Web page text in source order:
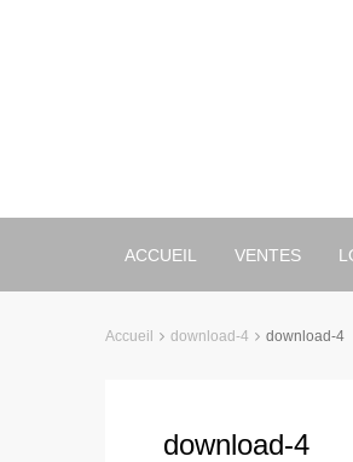
ACCUEIL VENTES
Accueil download-4 download-4
download-4